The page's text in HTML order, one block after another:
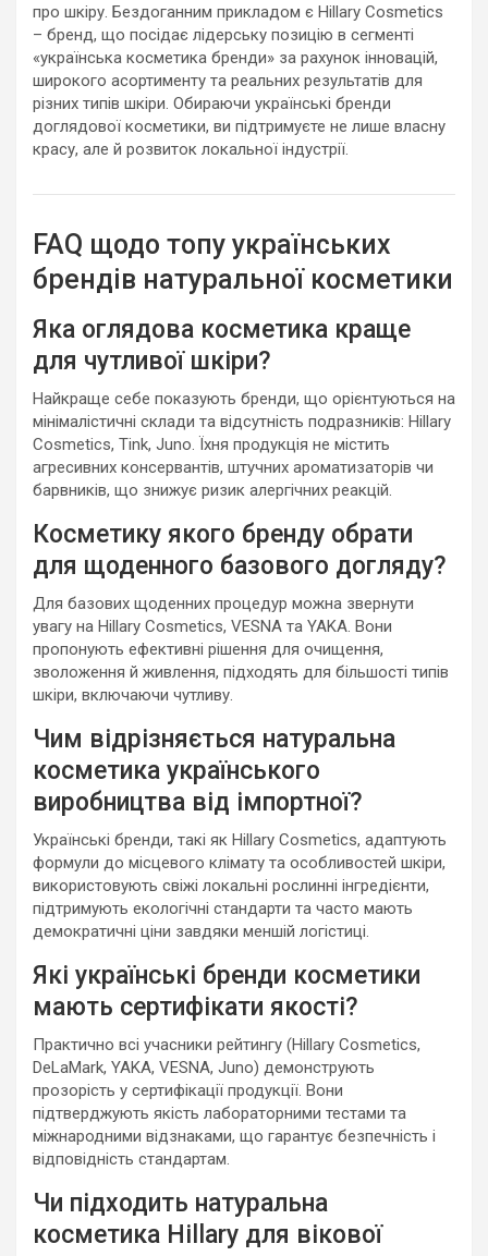
про шкіру. Бездоганним прикладом є Hillary Cosmetics
– бренд, що посідає лідерську позицію в сегменті
«українська косметика бренди» за рахунок інновацій,
широкого асортименту та реальних результатів для
різних типів шкіри. Обираючи українські бренди
доглядової косметики, ви підтримуєте не лише власну
красу, але й розвиток локальної індустрії.
FAQ щодо топу українських
брендів натуральної косметики
Яка оглядова косметика краще
для чутливої шкіри?
Найкраще себе показують бренди, що орієнтуються на
мінімалістичні склади та відсутність подразників: Hillary
Cosmetics, Tink, Juno. Їхня продукція не містить
агресивних консервантів, штучних ароматизаторів чи
барвників, що знижує ризик алергічних реакцій.
Косметику якого бренду обрати
для щоденного базового догляду?
Для базових щоденних процедур можна звернути
увагу на Hillary Cosmetics, VESNA та YAKA. Вони
пропонують ефективні рішення для очищення,
зволоження й живлення, підходять для більшості типів
шкіри, включаючи чутливу.
Чим відрізняється натуральна
косметика українського
виробництва від імпортної?
Українські бренди, такі як Hillary Cosmetics, адаптують
формули до місцевого клімату та особливостей шкіри,
використовують свіжі локальні рослинні інгредієнти,
підтримують екологічні стандарти та часто мають
демократичні ціни завдяки меншій логістиці.
Які українські бренди косметики
мають сертифікати якості?
Практично всі учасники рейтингу (Hillary Cosmetics,
DeLaMark, YAKA, VESNA, Juno) демонструють
прозорість у сертифікації продукції. Вони
підтверджують якість лабораторними тестами та
міжнародними відзнаками, що гарантує безпечність і
відповідність стандартам.
Чи підходить натуральна
косметика Hillary для вікової